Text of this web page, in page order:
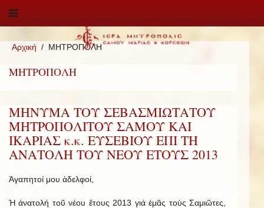
Αρχική ΜΗΤΡΟΠΟΛΗ
ΜΗΤΡΟΠΟΛΗ
ΜΗΝΥΜΑ ΤΟΥ ΣΕΒΑΣΜΙΩΤΑΤΟΥ
ΜΗΤΡΟΠΟΛΙΤΟΥ ΣΑΜΟΥ ΚΑΙ
ΙΚΑΡΙΑΣ κ.κ. ΕΥΣΕΒΙΟΥ ΕΠΙ ΤΗ
ΑΝΑΤΟΛΗ ΤΟΥ ΝΕΟΥ ΕΤΟΥΣ 2013
Ἀ­γα­πητοί μου ἀδελφοί,
Ἡ ἀνατολή τοῦ νέου ἔτους 2013 γιά ἐμᾶς τούς Σαμιῶτες,